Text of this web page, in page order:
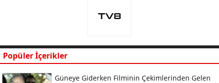
Popüler İçerikler
Güneye Giderken Filminin Çekimlerinden Gelen